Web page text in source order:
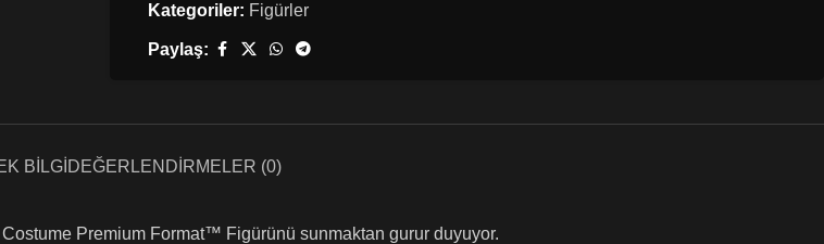
Kategoriler: Figürler
Paylaş:
BILGI DEĞERLENDIRMELER (0)
Premium Format™ Figürünü sunmaktan gurur duyuyor.